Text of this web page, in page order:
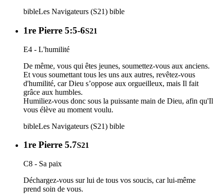
bibleLes Navigateurs (S21) bible
1re Pierre 5:5-6S21
E4 - L'humilité
De même, vous qui êtes jeunes, soumettez-vous aux anciens.
Et vous soumettant tous les uns aux autres, revêtez-vous
d'humilité, car Dieu s’oppose aux orgueilleux, mais Il fait
grâce aux humbles.
Humiliez-vous donc sous la puissante main de Dieu, afin qu'Il
vous élève au moment voulu.
bibleLes Navigateurs (S21) bible
1re Pierre 5.7S21
C8 - Sa paix
Déchargez-vous sur lui de tous vos soucis, car lui-même
prend soin de vous.